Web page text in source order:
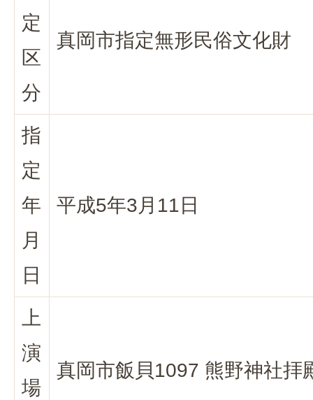
定
区
分
真岡市指定無形民俗文化財
指
定
年
月
日
平成5年3月11日
上
演
場
真岡市飯貝1097 熊野神社拝